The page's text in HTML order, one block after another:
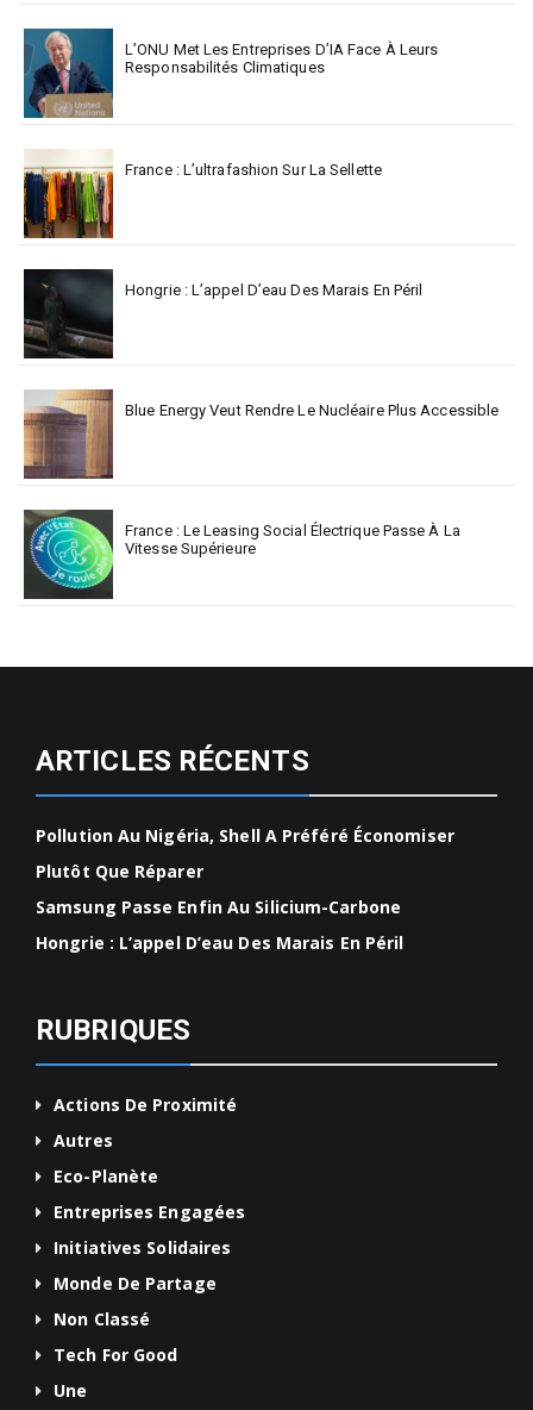
L’ONU Met Les Entreprises D’IA Face À Leurs
Responsabilités Climatiques
France : L’ultrafashion Sur La Sellette
Hongrie : L’appel D’eau Des Marais En Péril
Blue Energy Veut Rendre Le Nucléaire Plus Accessible
France : Le Leasing Social Électrique Passe À La
Vitesse Supérieure
ARTICLES RÉCENTS
Pollution Au Nigéria, Shell A Préféré Économiser
Plutôt Que Réparer
Samsung Passe Enfin Au Silicium-Carbone
Hongrie : L’appel D’eau Des Marais En Péril
RUBRIQUES
Actions De Proximité
Autres
Eco-Planète
Entreprises Engagées
Initiatives Solidaires
Monde De Partage
Non Classé
Tech For Good
Une